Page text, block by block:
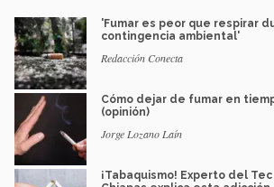
'Fumar es peor que respirar
contingencia ambiental'
Redacción Conecta
Cómo dejar de fumar en
(opinión)
Jorge Lozano Laín
¡Tabaquismo! Experto del Tec